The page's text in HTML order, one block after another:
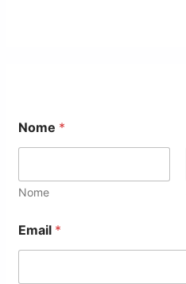
Nome *
Nome
m
a
Email *